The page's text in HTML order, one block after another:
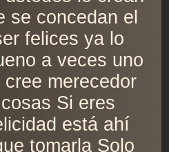
se concedan el
felices ya lo
a veces uno
merecedor
Si eres
está ahí
tomarla Solo